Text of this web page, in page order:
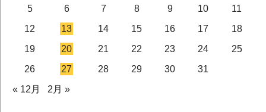
5
6 7 8 9 10
11
12
13 14 15 16 17
18
19
20 21 22 23 24
25
26
27 28 29 30
31
« 12月
2月 »